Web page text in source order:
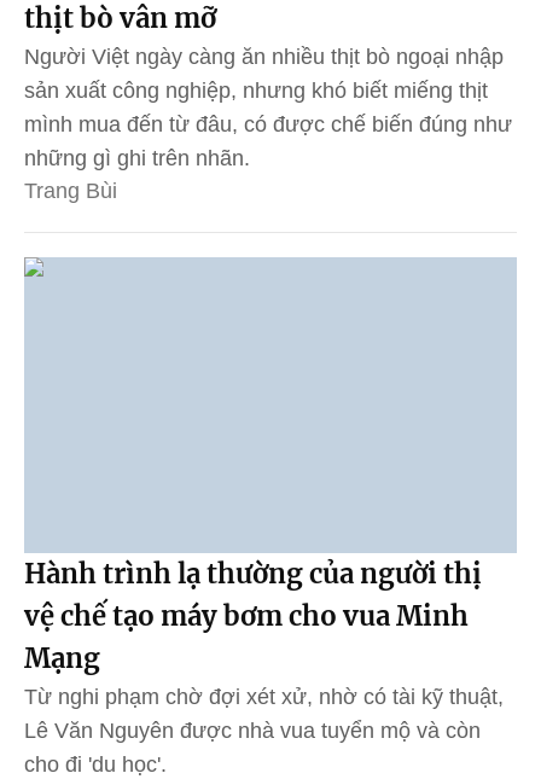
thịt bò vân mỡ
Người Việt ngày càng ăn nhiều thịt bò ngoại nhập
sản xuất công nghiệp, nhưng khó biết miếng thịt
mình mua đến từ đâu, có được chế biến đúng như
những gì ghi trên nhãn.
Trang Bùi
Hành trình lạ thường của người thị
vệ chế tạo máy bơm cho vua Minh
Mạng
Từ nghi phạm chờ đợi xét xử, nhờ có tài kỹ thuật,
Lê Văn Nguyên được nhà vua tuyển mộ và còn
cho đi 'du học'.